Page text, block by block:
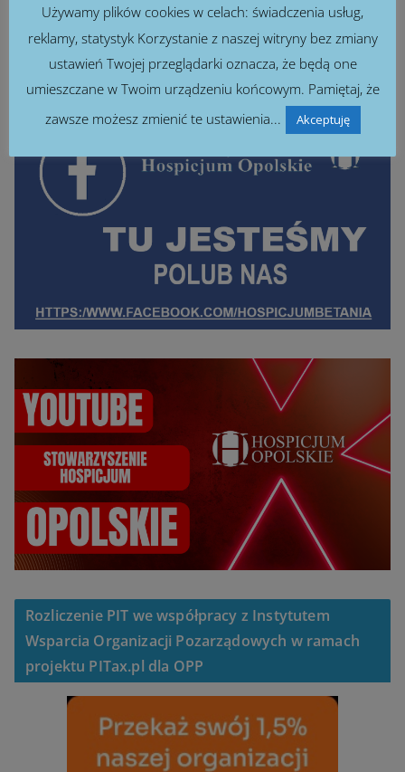
Rozliczenie PIT we współpracy z Instytutem
Wsparcia Organizacji Pozarządowych w ramach
projektu PITax.pl dla OPP
Używamy plików cookies w celach: świadczenia usług,
reklamy, statystyk Korzystanie z naszej witryny bez zmiany
ustawień Twojej przeglądarki oznacza, że będą one
umieszczane w Twoim urządzeniu końcowym. Pamiętaj, że
zawsze możesz zmienić te ustawienia...
Akceptuję